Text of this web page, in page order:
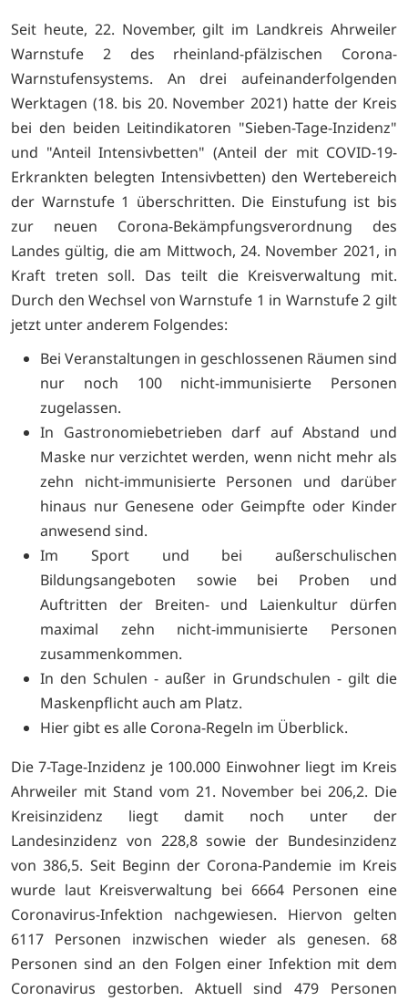
Seit heute, 22. November, gilt im Landkreis Ahrweiler
Warnstufe 2 des rheinland-pfälzischen Corona-
Warnstufensystems. An drei aufeinanderfolgenden
Werktagen (18. bis 20. November 2021) hatte der Kreis
bei den beiden Leitindikatoren "Sieben-Tage-Inzidenz"
und "Anteil Intensivbetten" (Anteil der mit COVID-19-
Erkrankten belegten Intensivbetten) den Wertebereich
der Warnstufe 1 überschritten. Die Einstufung ist bis
zur neuen Corona-Bekämpfungsverordnung des
Landes gültig, die am Mittwoch, 24. November 2021, in
Kraft treten soll. Das teilt die Kreisverwaltung mit.
Durch den Wechsel von Warnstufe 1 in Warnstufe 2 gilt
jetzt unter anderem Folgendes:
Bei Veranstaltungen in geschlossenen Räumen sind
nur noch 100 nicht-immunisierte Personen
zugelassen.
In Gastronomiebetrieben darf auf Abstand und
Maske nur verzichtet werden, wenn nicht mehr als
zehn nicht-immunisierte Personen und darüber
hinaus nur Genesene oder Geimpfte oder Kinder
anwesend sind.
Im Sport und bei außerschulischen
Bildungsangeboten sowie bei Proben und
Auftritten der Breiten- und Laienkultur dürfen
maximal zehn nicht-immunisierte Personen
zusammenkommen.
In den Schulen - außer in Grundschulen - gilt die
Maskenpflicht auch am Platz.
Hier gibt es alle Corona-Regeln im Überblick.
Die 7-Tage-Inzidenz je 100.000 Einwohner liegt im Kreis
Ahrweiler mit Stand vom 21. November bei 206,2. Die
Kreisinzidenz liegt damit noch unter der
Landesinzidenz von 228,8 sowie der Bundesinzidenz
von 386,5. Seit Beginn der Corona-Pandemie im Kreis
wurde laut Kreisverwaltung bei 6664 Personen eine
Coronavirus-Infektion nachgewiesen. Hiervon gelten
6117 Personen inzwischen wieder als genesen. 68
Personen sind an den Folgen einer Infektion mit dem
Coronavirus gestorben. Aktuell sind 479 Personen